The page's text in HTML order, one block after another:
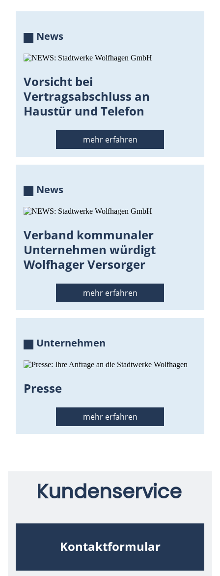
News
Vorsicht bei
Vertragsabschluss an
Haustür und Telefon
mehr erfahren
News
Verband kommunaler
Unternehmen würdigt
Wolfhager Versorger
mehr erfahren
Unternehmen
Presse
mehr erfahren
Kundenservice
Kontaktformular